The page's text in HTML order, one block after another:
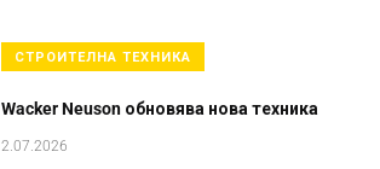
СТРОИТЕЛНА ТЕХНИКА
Wacker Neuson обновява нова техника
2.07.2026